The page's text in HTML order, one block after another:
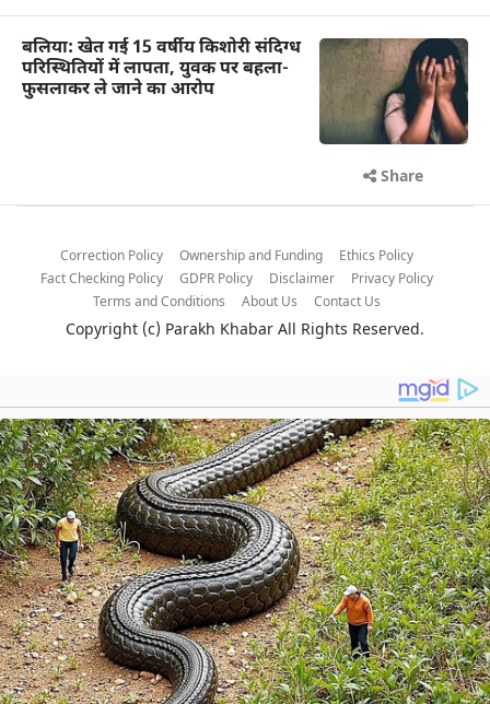
बलिया: खेत गई 15 वर्षीय किशोरी संदिग्ध
परिस्थितियों में लापता, युवक पर बहला-
फुसलाकर ले जाने का आरोप
Share
Correction Policy Ownership and Funding
Ethics Policy
Fact Checking Policy
GDPR Policy Disclaimer
Privacy Policy
Terms and Conditions
About Us Contact Us
Copyright (c) Parakh Khabar All Rights Reserved.